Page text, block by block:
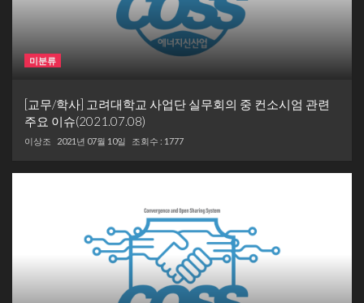
미분류
[교무/학사] 고려대학교 사업단 실무회의 중 컨소시엄 관련
주요 이슈(2021.07.08)
이상조 2021년 07월 10일 조회수 : 1777